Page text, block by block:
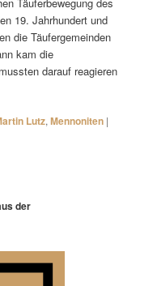
19. Jahrhundert und
die Täufergemeinden
kam die
darauf reagieren
Lutz,Mennoniten |
der